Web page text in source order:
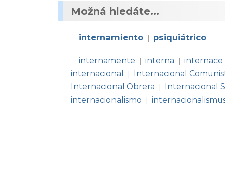
Možná hledáte...
internamiento | psiquiátrico
internamente | interna | internace
internacional
| Internacional
Internacional Obrera
| Internacional
internacionalismo
|